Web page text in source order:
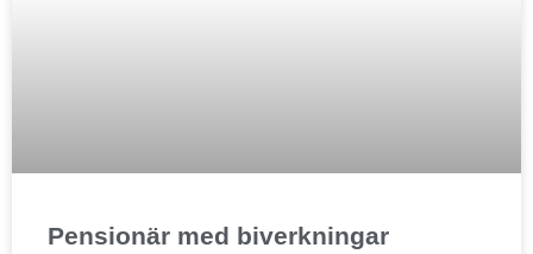
Pensionär med biverkningar